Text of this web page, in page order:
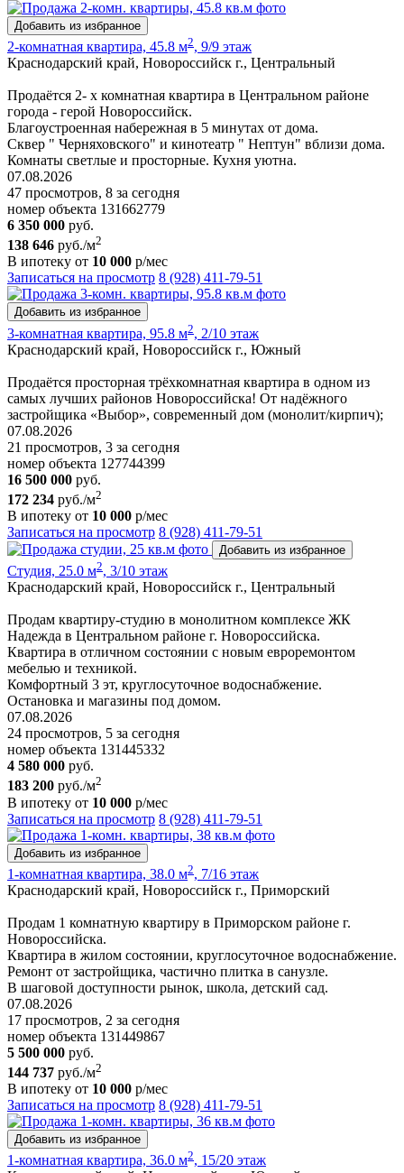
Добавить из избранное
2-комнатная квартира, 45.8 м2, 9/9 этаж
Краснодарский край, Новороссийск г., Центральный
Продаётся 2- х комнатная квартира в Центральном районе
города - герой Новороссийск.
Благоустроенная набережная в 5 минутах от дома.
Сквер " Черняховского" и кинотеатр " Нептун" вблизи дома.
Комнаты светлые и просторные. Кухня уютна.
07.08.2026
47 просмотров, 8 за сегодня
номер объекта 131662779
6 350 000 руб.
138 646 руб./м2
В ипотеку от 10 000 р/мес
Записаться на просмотр 8 (928) 411-79-51
Добавить из избранное
3-комнатная квартира, 95.8 м2, 2/10 этаж
Краснодарский край, Новороссийск г., Южный
Продаётся просторная трёхкомнатная квартира в одном из
самых лучших районов Новороссийска! От надёжного
застройщика «Выбор», современный дом (монолит/кирпич);
07.08.2026
21 просмотров, 3 за сегодня
номер объекта 127744399
16 500 000 руб.
172 234 руб./м2
В ипотеку от 10 000 р/мес
Записаться на просмотр 8 (928) 411-79-51
Добавить из избранное
Студия, 25.0 м2, 3/10 этаж
Краснодарский край, Новороссийск г., Центральный
Продам квартиру-студию в монолитном комплексе ЖК
Надежда в Центральном районе г. Новороссийска.
Квартира в отличном состоянии с новым евроремонтом
мебелью и техникой.
Комфортный 3 эт, круглосуточное водоснабжение.
Остановка и магазины под домом.
07.08.2026
24 просмотров, 5 за сегодня
номер объекта 131445332
4 580 000 руб.
183 200 руб./м2
В ипотеку от 10 000 р/мес
Записаться на просмотр 8 (928) 411-79-51
Добавить из избранное
1-комнатная квартира, 38.0 м2, 7/16 этаж
Краснодарский край, Новороссийск г., Приморский
Продам 1 комнатную квартиру в Приморском районе г.
Новороссийска.
Квартира в жилом состоянии, круглосуточное водоснабжение.
Ремонт от застройщика, частично плитка в санузле.
В шаговой доступности рынок, школа, детский сад.
07.08.2026
17 просмотров, 2 за сегодня
номер объекта 131449867
5 500 000 руб.
144 737 руб./м2
В ипотеку от 10 000 р/мес
Записаться на просмотр 8 (928) 411-79-51
Добавить из избранное
1-комнатная квартира, 36.0 м2, 15/20 этаж